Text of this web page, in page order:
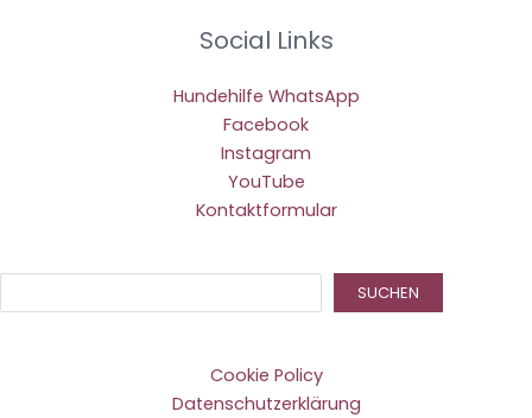
Social Links
Hundehilfe WhatsApp
Facebook
Instagram
YouTube
Kontaktformular
SUCHEN
Cookie Policy
Datenschutzerklärung